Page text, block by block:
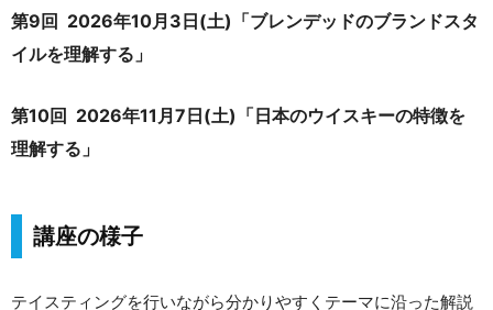
第9回 2026年10月3日(土)「ブレンデッドのブランドスタ
イルを理解する」
第10回 2026年11月7日(土)「日本のウイスキーの特徴を
理解する」
講座の様子
テイスティングを行いながら分かりやすくテーマに沿った解説